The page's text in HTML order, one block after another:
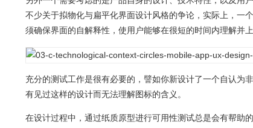
不少关于拟物化与扁平化界面设计风格的争论，实际上，一
须确保界面的自解释性，使用户能够在很短的时间内理解并上
充分的测试工作是很有必要的，譬如你新设计了一个自认为
有见过这样的设计而无法理解图标的含义。
在设计过程中，通过纸质原型进行可用性测试总是会有帮助